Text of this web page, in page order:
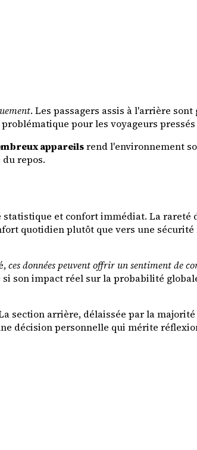
. Les passagers assis à l'arrière
pour les voyageurs pressés
appareilsrend l'environnement
repos.
et confort immédiat. La rareté
quotidien plutôt que vers une
ces données peuvent offrir un sentiment de
son impact réel sur la probabilité
section arrière, délaissée par la
décision personnelle qui mérite